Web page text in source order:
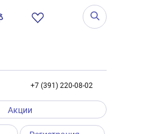
+7 (391) 220-08-02
Акции